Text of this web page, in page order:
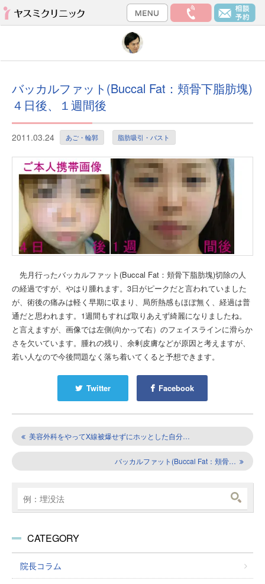
バッカルファット(Buccal Fat：頬骨下脂肪塊)
４日後、１週間後
2011.03.24 あご・輪郭 脂肪吸引・バスト
先月行ったバッカルファット(Buccal Fat：頬骨下脂肪塊)切除の人
の経過ですが、やはり腫れます。3日がピークだと言われていました
が、術後の痛みは軽く早期に収まり、局所熱感もほぼ無く、経過は普
通だと思われます。1週間もすれば取りあえず綺麗になりましたね。
と言えますが、画像では左側(向かって右）のフェイスラインに滑らか
さを欠いています。腫れの残り、余剰皮膚などが原因と考えますが、
若い人なので今後問題なく落ち着いてくると予想できます。
Twitter Facebook
美容外科をやってX線被爆せずにホッとした自分…
バッカルファット(Buccal Fat：頬骨…
CATEGORY
院長コラム